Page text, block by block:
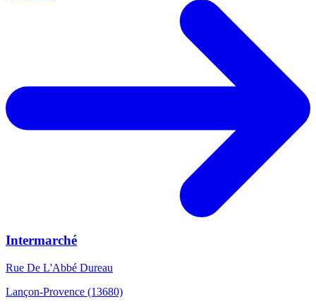
Intermarché
Rue De L'Abbé Dureau
Lançon-Provence (13680)